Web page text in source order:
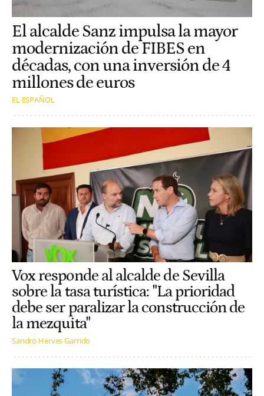
El alcalde Sanz impulsa la mayor
modernización de FIBES en
décadas, con una inversión de 4
millones de euros
EL ESPAÑOL
Vox responde al alcalde de Sevilla
sobre la tasa turística: "La prioridad
debe ser paralizar la construcción de
la mezquita"
Sandro Herves Garrido